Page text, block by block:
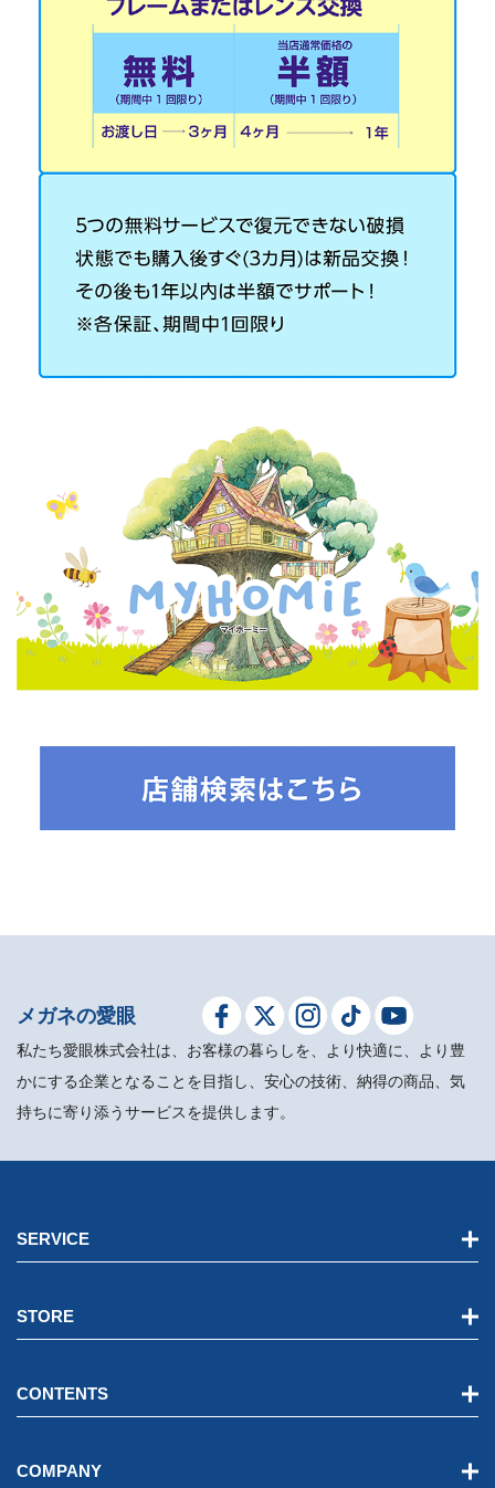
メガネの愛眼
私たち愛眼株式会社は、お客様の暮らしを、より快適に、より豊
かにする企業となることを目指し、安心の技術、納得の商品、気
持ちに寄り添うサービスを提供します。
SERVICE
STORE
CONTENTS
COMPANY